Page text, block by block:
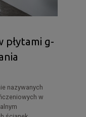
płytami g-
nazywanych
w